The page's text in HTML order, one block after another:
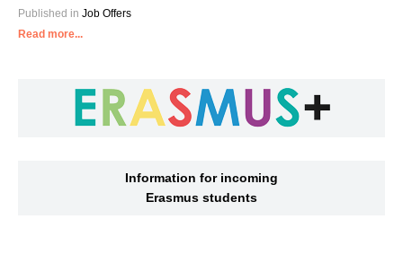
Published in Job Offers
Read more...
Information for incoming
Erasmus students